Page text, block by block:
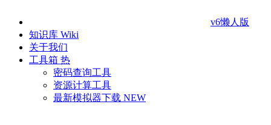
v6懒人版
知识库 Wiki
关于我们
工具箱 热
密码查询工具
资源计算工具
最新模拟器下载 NEW